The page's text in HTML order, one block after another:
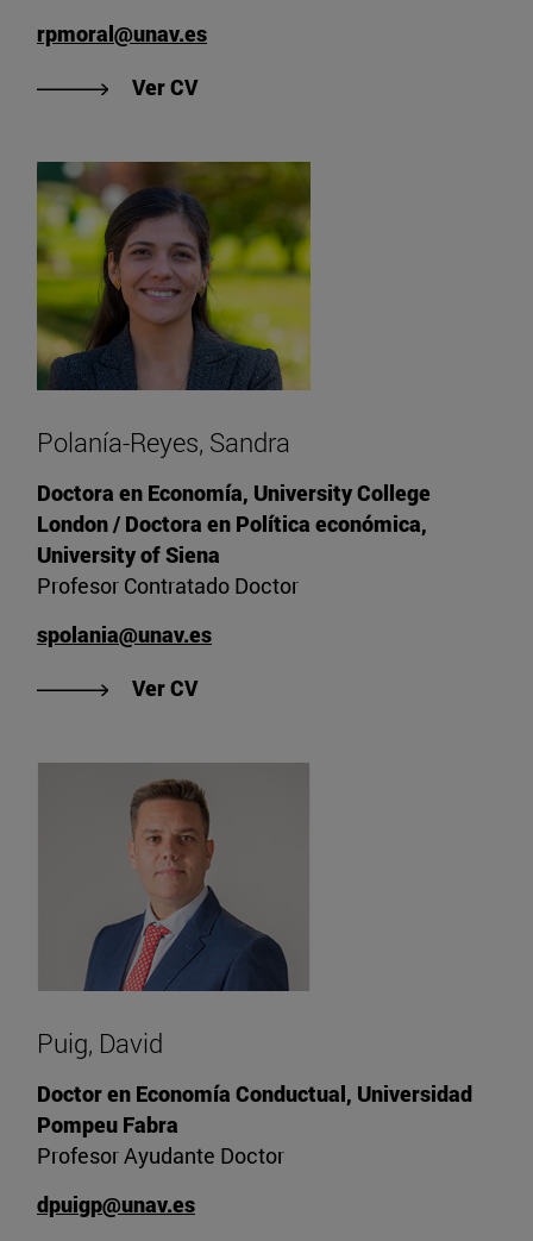
rpmoral@unav.es
Ver CV"Ver CV de Piñero Moral, Ricardo
Polanía-Reyes, Sandra
Doctora en Economía, University College
London / Doctora en Política económica,
University of Siena
Profesor Contratado Doctor
spolania@unav.es
Ver CV"Ver CV de Polanía-Reyes, Sandra"
Puig, David
Doctor en Economía Conductual, Universidad
Pompeu Fabra
Profesor Ayudante Doctor
dpuigp@unav.es